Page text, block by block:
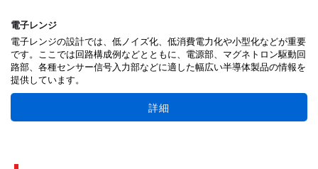
電子レンジ
電子レンジの設計では、低ノイズ化、低消費電力化や小型化などが重要
です。ここでは回路構成例などとともに、電源部、マグネトロン駆動回
路部、各種センサー信号入力部などに適した幅広い半導体製品の情報を
提供しています。
詳細